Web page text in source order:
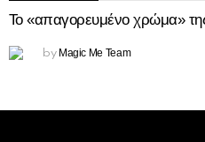
Το «απαγορευμένο χρώμα»
by Magic Me Team